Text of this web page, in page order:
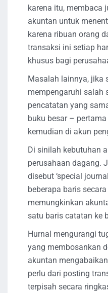
karena itu, membaca
akuntan untuk
karena ribuan orang
transaksi ini setiap
khusus bagi
Masalah lainnya, jika
mempengaruhi salah
pencatatan yang
buku besar –
kemudian di akun
Di sinilah kebutuhan
perusahaan dagang.
disebut ‘special
beberapa baris
memungkinkan
satu baris catatan ke
Hurnal mengurangi
yang membosankan
akuntan
perlu dari posting
terpisah secara